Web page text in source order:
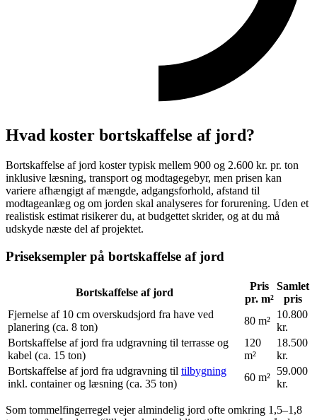
Hvad koster bortskaffelse af jord?
Bortskaffelse af jord koster typisk mellem 900 og 2.600 kr. pr. ton
inklusive læsning, transport og modtagegebyr, men prisen kan
variere afhængigt af mængde, adgangsforhold, afstand til
modtageanlæg og om jorden skal analyseres for forurening. Uden et
realistisk estimat risikerer du, at budgettet skrider, og at du må
udskyde næste del af projektet.
Priseksempler på bortskaffelse af jord
Bortskaffelse af jord
Pris
pr. m²
Samlet
pris
Fjernelse af 10 cm overskudsjord fra have ved
planering (ca. 8 ton)
80 m²
10.800
kr.
Bortskaffelse af jord fra udgravning til terrasse og
kabel (ca. 15 ton)
120
m²
18.500
kr.
Bortskaffelse af jord fra udgravning til tilbygning
inkl. container og læsning (ca. 35 ton)
60 m²
59.000
kr.
Som tommelfingerregel vejer almindelig jord ofte omkring 1,5–1,8